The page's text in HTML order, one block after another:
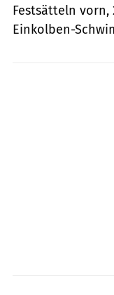
Festsätteln vorn,
Einkolben-